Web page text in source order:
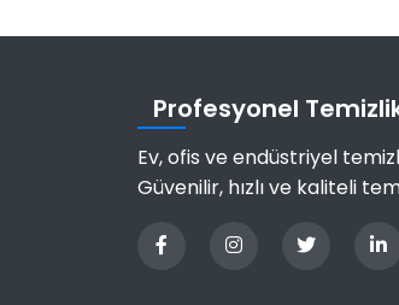
Profesyonel
Ev, ofis ve endüstriyel
Güvenilir, hızlı ve kaliteli